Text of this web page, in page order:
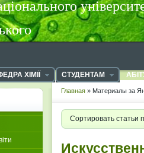
ХІМІЇ СТУДЕНТАМ
Главная » Материалы за
Сортировать статьи